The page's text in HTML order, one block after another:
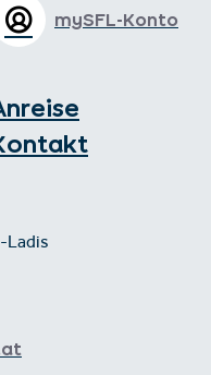
Ladis
mySFL-Konto